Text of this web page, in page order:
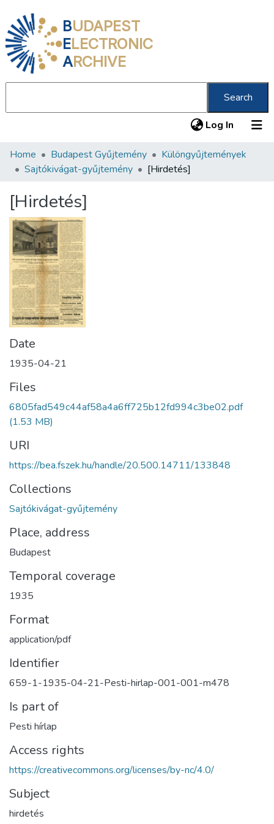
BUDAPEST
ELECTRONIC
ARCHIVE
Search
Log In (current)
Communities & Collections
Statistics
About us
Home Budapest Gyűjtemény
Különgyűjtemények
Sajtókivágat-gyűjtemény
[Hirdetés]
[Hirdetés]
Date
1935-04-21
Files
6805fad549c44af58a4a6ff725b12fd994c3be02.pdf
(1.53 MB)
URI
https://bea.fszek.hu/handle/20.500.14711/133848
Collections
Sajtókivágat-gyűjtemény
Place, address
Budapest
Temporal coverage
1935
Format
application/pdf
Identifier
659-1-1935-04-21-Pesti-hirlap-001-001-m478
Is part of
Pesti hírlap
Access rights
https://creativecommons.org/licenses/by-nc/4.0/
Subject
hirdetés